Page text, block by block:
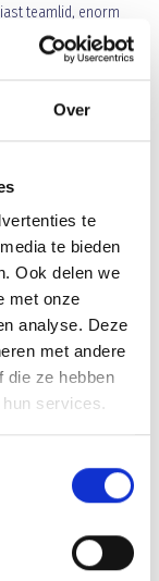
Over
te
te bieden
Ook delen we
met onze
analyse. Deze
met andere
die ze hebben
services.
teamlid, enorm
van start.